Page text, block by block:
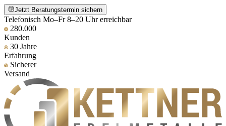
Jetzt Beratungstermin sichern
Telefonisch Mo–Fr 8–20 Uhr erreichbar
280.000
Kunden
30 Jahre
Erfahrung
Sicherer
Versand